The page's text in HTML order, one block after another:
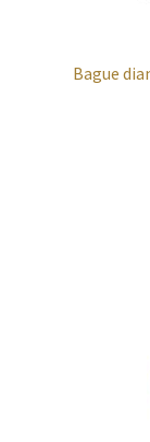
Bague